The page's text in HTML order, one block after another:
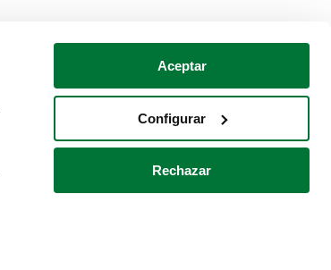
Aceptar
Configurar
Rechazar